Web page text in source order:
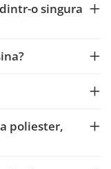
o singura
poliester,